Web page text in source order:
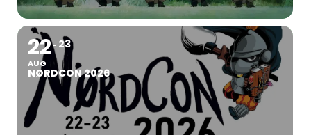
22
AUG
23
NØRDCON 2026